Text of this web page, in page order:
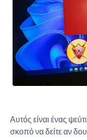
Αυτός είναι ένας
σκοπό να δείτε αν